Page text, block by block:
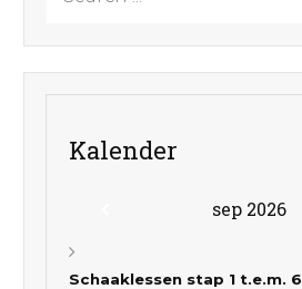
Kalender
sep 2026
Schaaklessen stap 1 t.e.m. 6